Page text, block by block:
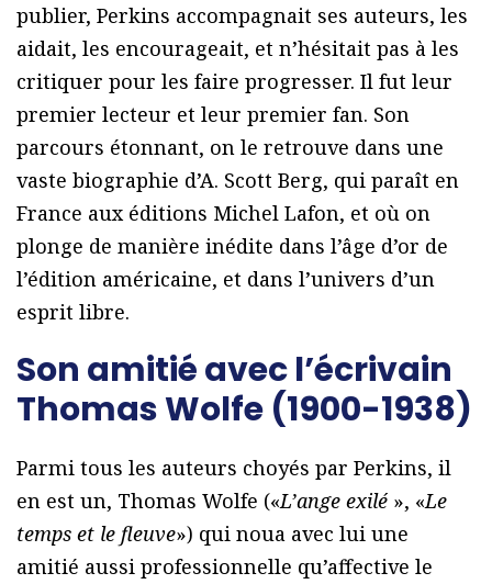
publier, Perkins accompagnait ses auteurs, les
aidait, les encourageait, et n’hésitait pas à les
critiquer pour les faire progresser. Il fut leur
premier lecteur et leur premier fan. Son
parcours étonnant, on le retrouve dans une
vaste biographie d’A. Scott Berg, qui paraît en
France aux éditions Michel Lafon, et où on
plonge de manière inédite dans l’âge d’or de
l’édition américaine, et dans l’univers d’un
esprit libre.
Son amitié avec l’écrivain
Thomas Wolfe (1900-1938)
Parmi tous les auteurs choyés par Perkins, il
en est un, Thomas Wolfe («L’ange exilé », «Le
temps et le fleuve») qui noua avec lui une
amitié aussi professionnelle qu’affective le